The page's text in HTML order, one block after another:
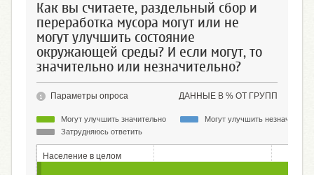
Как вы считаете, раздельный сбор и
переработка мусора могут или не
могут улучшить состояние
окружающей среды? И если могут, то
значительно или незначительно?
ДАННЫЕ В % ОТ ГРУПП
Параметры опроса
Могут улучшить значительно
Могут улучшить
Затрудняюсь ответить
Население в целом